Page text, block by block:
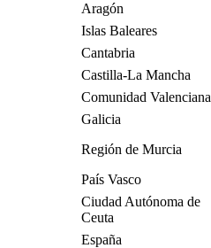
Aragón
Islas Baleares
Cantabria
Castilla-La Mancha
Comunidad Valenciana
Galicia
Región de Murcia
País Vasco
Ciudad Autónoma de
Ceuta
España